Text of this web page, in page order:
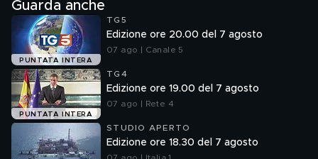
Guarda anche
PUNTATA INTERA
TG5
Edizione ore 20.00 del 7 agosto
07 ago | Canale 5
PUNTATA INTERA
TG4
Edizione ore 19.00 del 7 agosto
07 ago | Rete 4
STUDIO APERTO
Edizione ore 18.30 del 7 agosto